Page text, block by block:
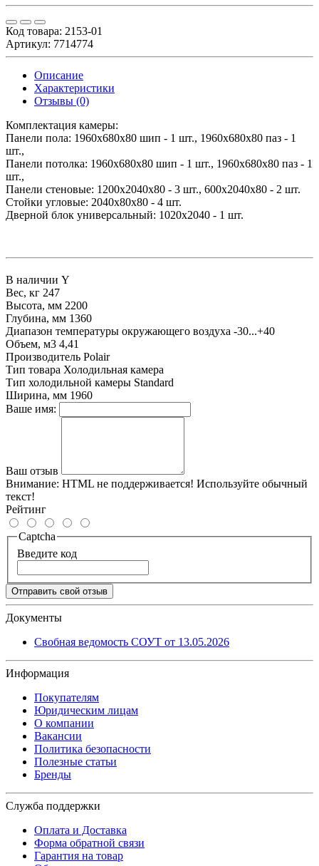
Код товара: 2153-01
Артикул: 7714774
Описание
Характеристики
Отзывы (0)
Комплектация камеры:
Панели пола: 1960х680х80 шип - 1 шт., 1960х680х80 паз - 1
шт.,
Панели потолка: 1960х680х80 шип - 1 шт., 1960х680х80 паз - 1
шт.,
Панели стеновые: 1200х2040х80 - 3 шт., 600х2040х80 - 2 шт.
Стойки угловые: 2040х80х80 - 4 шт.
Дверной блок универсальный: 1020х2040 - 1 шт.
В наличии Y
Вес, кг 247
Высота, мм 2200
Глубина, мм 1360
Диапазон температуры окружающего воздуха -30...+40
Объем, м3 4,41
Производитель Polair
Тип товара Холодильная камера
Тип холодильной камеры Standard
Ширина, мм 1960
Ваше имя:
Ваш отзыв
Внимание: HTML не поддерживается! Используйте обычный
текст!
Рейтинг
Captcha
Введите код
Отправить свой отзыв
Документы
Свобная ведомость СОУТ от 13.05.2026
Информация
Покупателям
Юридическим лицам
О компании
Вакансии
Политика безопасности
Полезные статьи
Бренды
Служба поддержки
Оплата и Доставка
Форма обратной связи
Гарантия на товар